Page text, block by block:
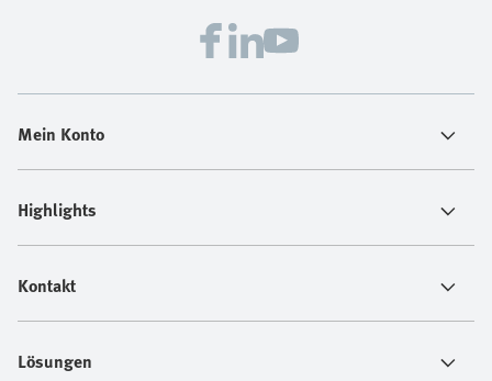
Mein Konto
Highlights
Kontakt
Lösungen